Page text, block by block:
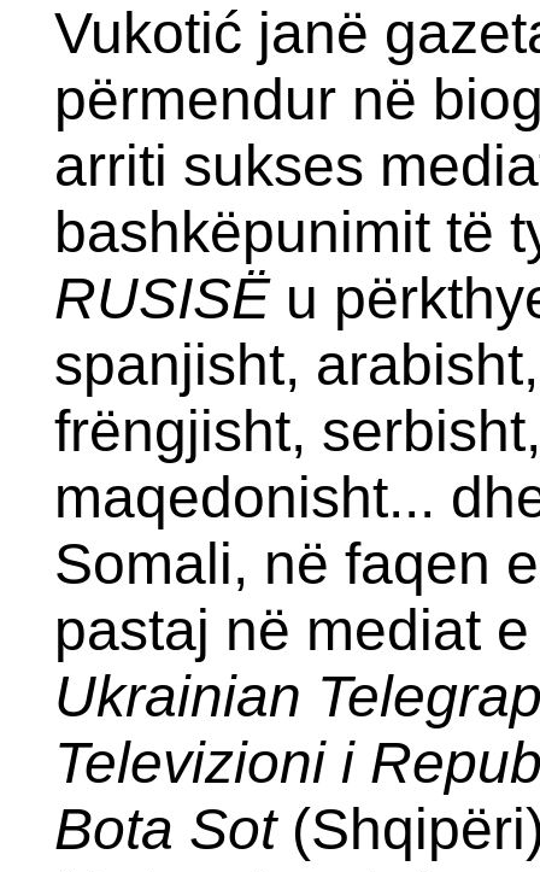
Vukotić janë
përmendur në
arriti sukses
bashkëpunimit të
RUSISËu
spanjisht,
frëngjisht,
maqedonisht...
Somali, në faqen
pastaj në mediat
Ukrainian
Televizioni i
Bota Sot